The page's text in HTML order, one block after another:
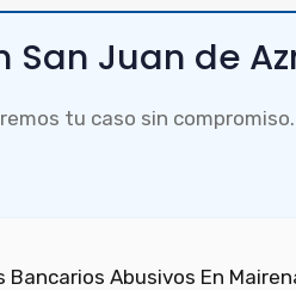
San Juan de
tu caso sin compromiso.
Abusivos En